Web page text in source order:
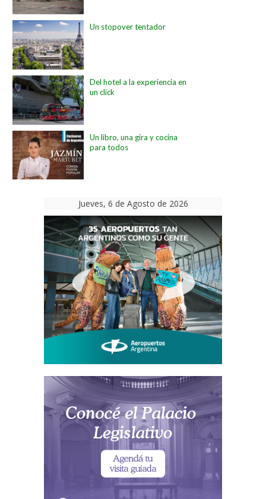
Un stopover tentador
Del hotel a la experiencia en
un click
Un libro, una gira y cocina
para todos
Jueves, 6 de Agosto de 2026